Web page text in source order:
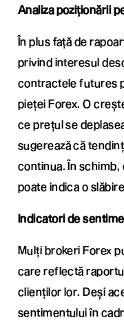
Analiza poziționării
În plus față de
privind interesul
contractele futures
pieței Forex. O
ce prețul se
sugerează că
continua. În
poate indica o
Indicatori de
Mulți brokeri Forex
care reflectă
clienților lor. Deși
sentimentului în